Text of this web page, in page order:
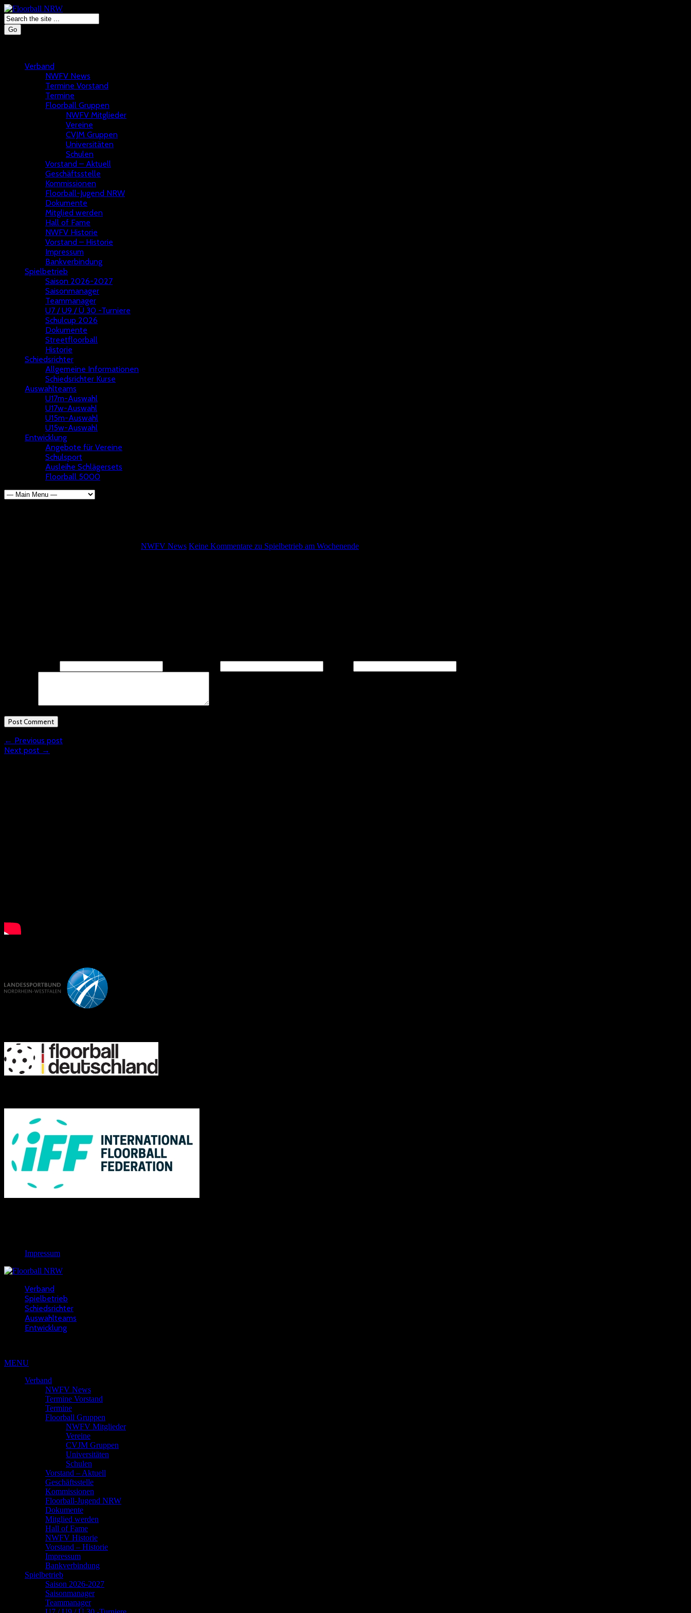
Go
Verband
NWFV News
Termine Vorstand
Termine
Floorball Gruppen
NWFV Mitglieder
Vereine
CVJM Gruppen
Universitäten
Schulen
Vorstand – Aktuell
Geschäftsstelle
Kommissionen
Floorball-Jugend NRW
Dokumente
Mitglied werden
Hall of Fame
NWFV Historie
Vorstand – Historie
Impressum
Bankverbindung
Spielbetrieb
Saison 2026-2027
Saisonmanager
Teammanager
U7 / U9 / Ü 30 -Turniere
Schulcup 2026
Dokumente
Streetfloorball
Historie
Schiedsrichter
Allgemeine Informationen
Schiedsrichter Kurse
Auswahlteams
U17m-Auswahl
U17w-Auswahl
U15m-Auswahl
U15w-Auswahl
Entwicklung
Angebote für Vereine
Schulsport
Ausleihe Schlägersets
Floorball 5000
NWFV News Keine Kommentare zu Spielbetrieb am Wochenende
← Previous post
Next post →
Impressum
Verband
Spielbetrieb
Schiedsrichter
Auswahlteams
Entwicklung
MENU
Verband
NWFV News
Termine Vorstand
Termine
Floorball Gruppen
NWFV Mitglieder
Vereine
CVJM Gruppen
Universitäten
Schulen
Vorstand – Aktuell
Geschäftsstelle
Kommissionen
Floorball-Jugend NRW
Dokumente
Mitglied werden
Hall of Fame
NWFV Historie
Vorstand – Historie
Impressum
Bankverbindung
Spielbetrieb
Saison 2026-2027
Saisonmanager
Teammanager